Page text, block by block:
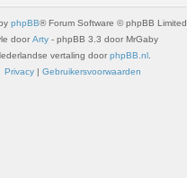
phpBB® Forum Software © phpBB Limited
door Arty - phpBB 3.3 door MrGaby
vertaling door phpBB.nl
Privacy | Gebruikersvoorwaarden